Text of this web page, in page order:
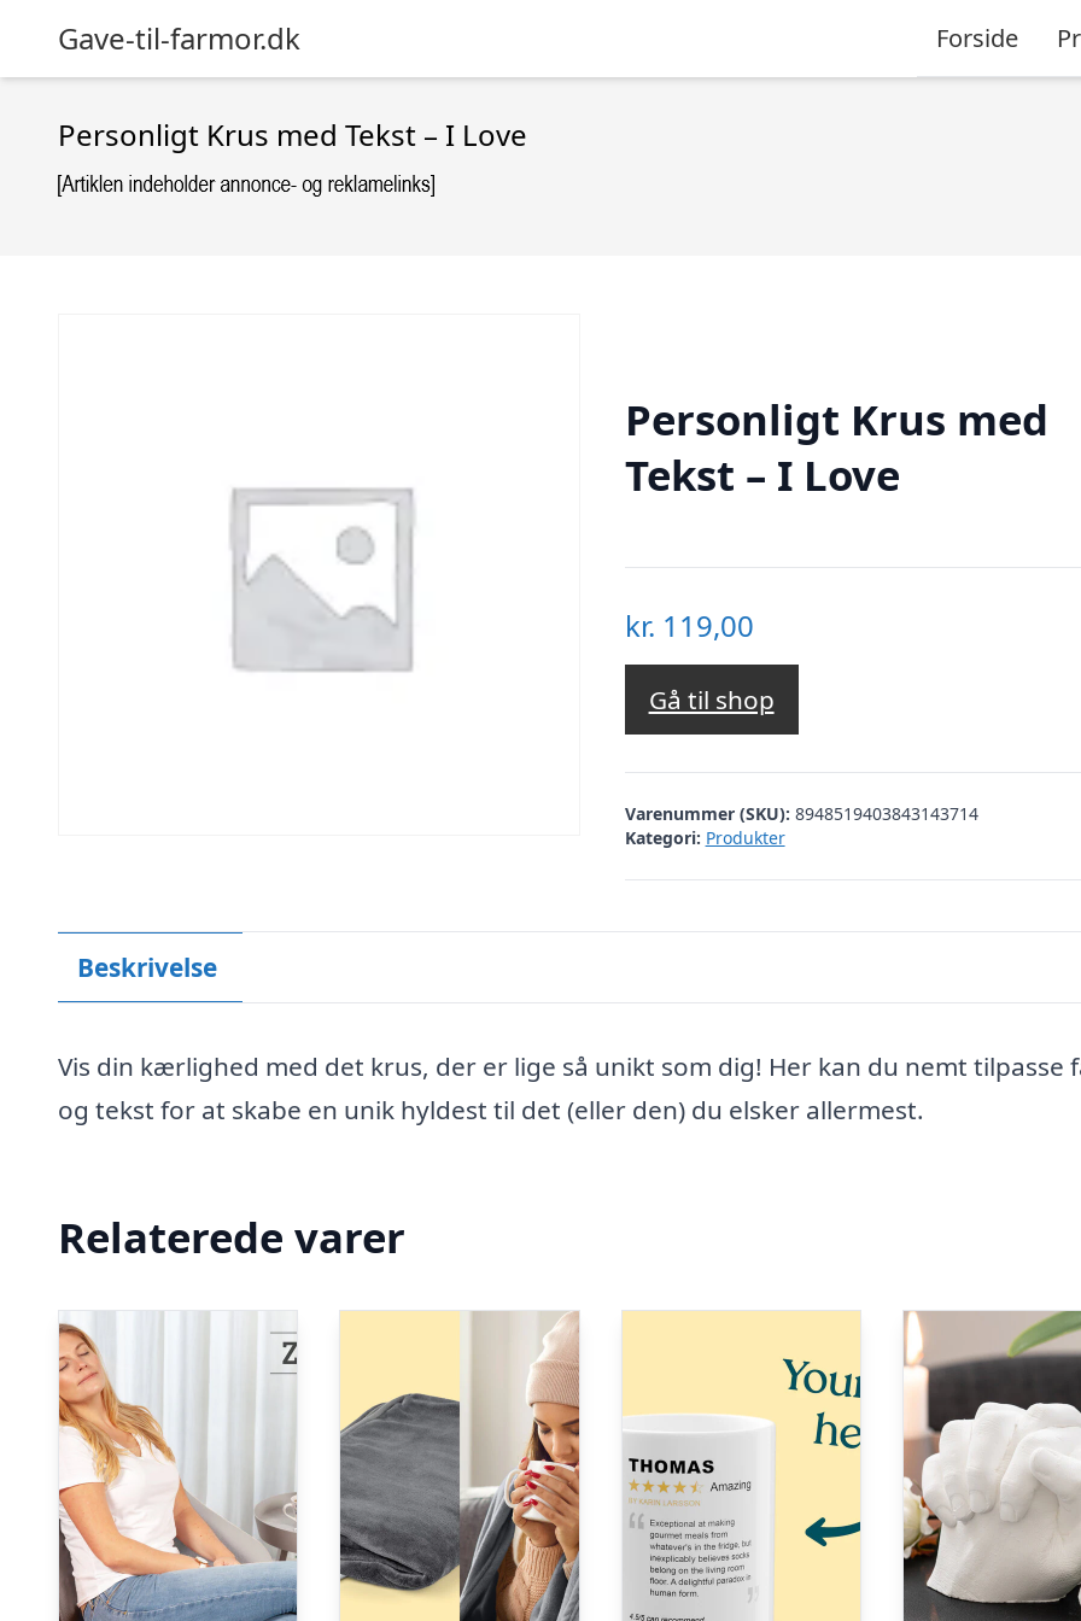
Gave-til-farmor.dk Forside
Personligt Krus med Tekst – I Love
Personligt Krus med
Tekst – I Love
kr. 119,00
Gå til shop
Varenummer (SKU): 8948519403843143714
Kategori: Produkter
Beskrivelse
Vis din kærlighed med det krus, der er lige så unikt som dig! Her kan du nemt tilpasse
og tekst for at skabe en unik hyldest til det (eller den) du elsker allermest.
Relaterede varer